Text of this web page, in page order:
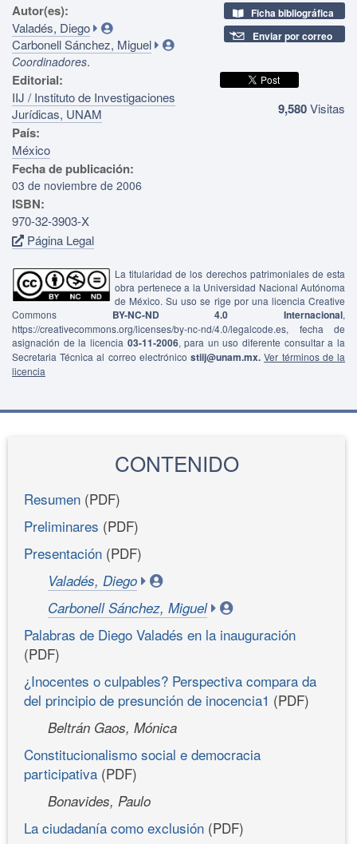
Autor(es):
Valadés, Diego
Carbonell Sánchez, Miguel
Coordinadores.
Editorial:
IIJ / Instituto de Investigaciones
Jurídicas, UNAM
País:
México
Fecha de publicación:
03 de noviembre de 2006
ISBN:
970-32-3903-X
Página Legal
Ficha bibliográfica
Enviar por correo
9,580Visitas
La titularidad de los derechos patrimoniales de esta
obra pertenece a la Universidad Nacional Autónoma
de México. Su uso se rige por una licencia Creative
Commons BY-NC-ND 4.0 Internacional,
https://creativecommons.org/licenses/by-nc-nd/4.0/legalcode.es, fecha de
asignación de la licencia 03-11-2006, para un uso diferente consultar a la
Secretaria Técnica al correo electrónicostiij@unam.mx. Ver términos de la
licencia
CONTENIDO
Resumen (PDF)
Preliminares (PDF)
Presentación (PDF)
Valadés, Diego
Carbonell Sánchez, Miguel
Palabras de Diego Valadés en la inauguración
(PDF)
¿Inocentes o culpables? Perspectiva compara da
del principio de presunción de inocencia1 (PDF)
Beltrán Gaos, Mónica
Constitucionalismo social e democracia
participativa (PDF)
Bonavides, Paulo
La ciudadanía como exclusión (PDF)